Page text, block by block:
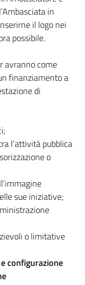
in
il logo nei
possibile.
avranno come
finanziamento a
di
l’attività pubblica
o
sue iniziative;
o limitative
configurazione